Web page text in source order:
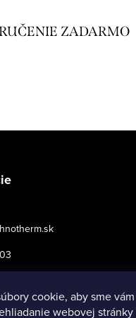
cookie, aby sme
webovej stránky
ZADARMO